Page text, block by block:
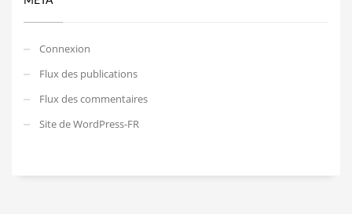
Connexion
Flux des publications
Flux des commentaires
Site de WordPress-FR